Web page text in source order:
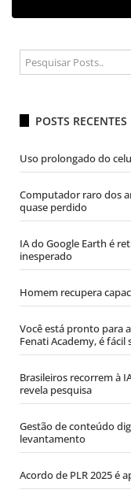
POSTS RECENTES
Uso prolongado do
Computador raro dos
quase perdido
IA do Google Earth é
inesperado
Homem recupera
Você está pronto para
Fenati Academy, é fácil
Brasileiros recorrem à
revela pesquisa
Gestão de conteúdo
levantamento
Acordo de PLR 2025 é